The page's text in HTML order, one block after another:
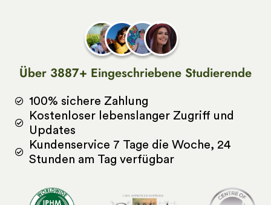
Über 3887+ Eingeschriebene Studierende
100% sichere Zahlung
Kostenloser lebenslanger Zugriff und
Updates
Kundenservice 7 Tage die Woche, 24
Stunden am Tag verfügbar